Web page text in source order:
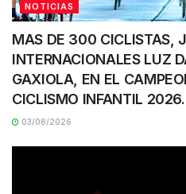
NOTICIAS
MAS DE 300 CICLISTAS,
INTERNACIONALES LUZ
GAXIOLA, EN EL
CICLISMO INFANTIL 2026.
03/08/2026